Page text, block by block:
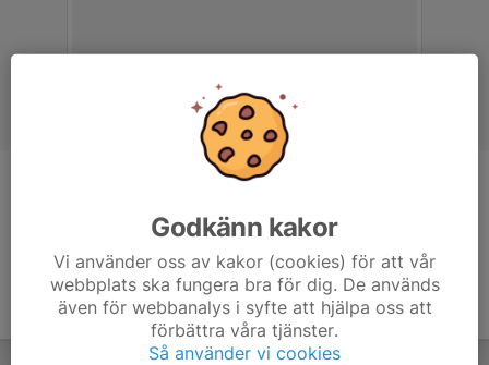
Godkänn kakor
Vi använder oss av kakor (cookies) för att vår
webbplats ska fungera bra för dig. De används
även för webbanalys i syfte att hjälpa oss att
förbättra våra tjänster.
Så använder vi cookies